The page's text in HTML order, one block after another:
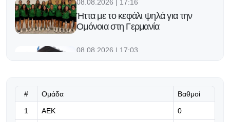
08.08.2026 | 17:16
Ήττα με το κεφάλι ψηλά για την
Ομόνοια στη Γερμανία
08.08.2026 | 17:03
«Μόνο ο Μέσι θα αποφασίσει πότε
# Ομάδα Βαθμοί
1 ΑΕΚ 0